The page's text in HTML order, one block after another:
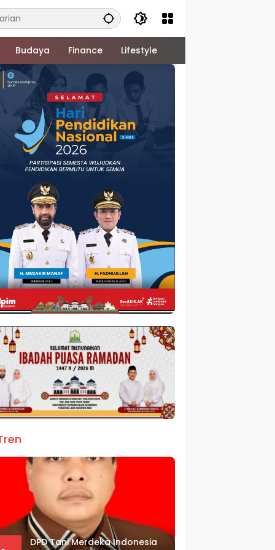
Budaya Finance Lifestyle
DPD Tani Merdeka Indonesia